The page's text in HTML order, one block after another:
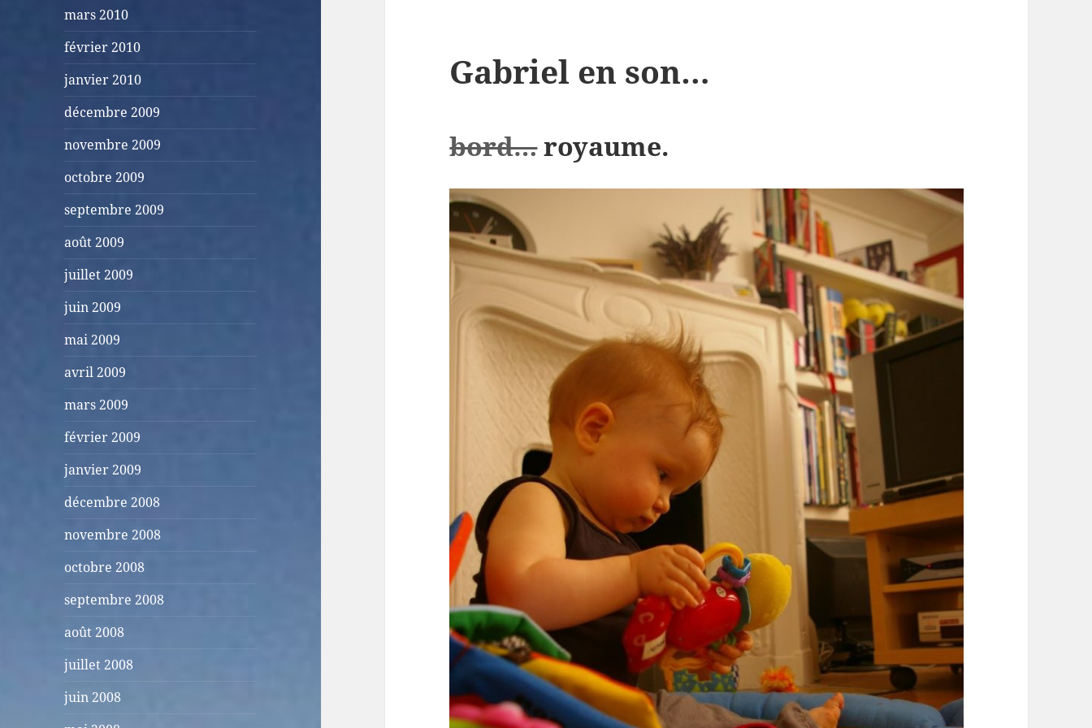
mars 2010
février 2010
janvier 2010
décembre 2009
novembre 2009
octobre 2009
septembre 2009
août 2009
juillet 2009
juin 2009
mai 2009
avril 2009
mars 2009
février 2009
janvier 2009
décembre 2008
novembre 2008
octobre 2008
septembre 2008
août 2008
juillet 2008
juin 2008
Gabriel en son…
bord…royaume.